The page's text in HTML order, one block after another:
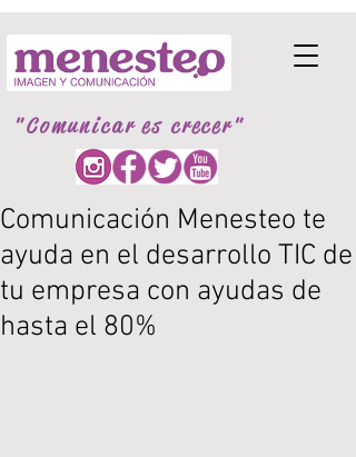
"Comunicar es crecer"
Comunicación Menesteo te
ayuda en el desarrollo TIC de
tu empresa con ayudas de
hasta el 80%